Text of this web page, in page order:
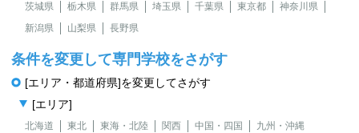
茨城県 栃木県 群馬県 埼玉県 千葉県 東京都
神奈川県
新潟県
山梨県 長野県
条件を変更して専門学校をさがす
[エリア・都道府県]を変更してさがす
[エリア]
北海道 東北 東海・北陸 関西 中国・四国 九州・沖縄